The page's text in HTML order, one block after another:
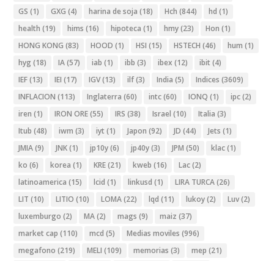
GS (1) GXG (4) harina de soja (18) Hch (844) hd (1)
health (19) hims (16) hipoteca (1) hmy(23) Hon (1)
HONG KONG (83) HOOD (1) HSI (15) HSTECH (46) hum (1)
hyg (18) IA(57) iab (1) ibb (3) ibex (12) ibit (4)
IEF(13) IEI (17) IGV(13) ilf(3) India (5) Indices (3609)
INFLACION (113) Inglaterra (60) intc(60) IONQ (1) ipc(2)
iren (1) IRON ORE(55) IRS (38) Israel (10) Italia (3)
Itub (48) iwm (3) iyt (1) Japon (92) JD (44) Jets (1)
JMIA(9) JNK(1) jp10y(6) jp40y(3) JPM (50) klac(1)
ko (6) korea (1) KRE(21) kweb (16) Lac(2)
latinoamerica (15) lcid (1) linkusd (1) LIRA TURCA(26)
LIT (10) LITIO (10) LOMA(22) lqd (11) lukoy(2) Luv(2)
luxemburgo (2) MA(2) mags (9) maiz (37)
market cap (110) mcd (5) Medias moviles (996)
megafono (219) MELI (109) memorias (3) mep (21)